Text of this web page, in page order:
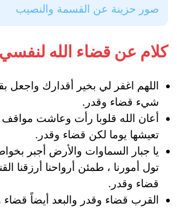
صور حزينة عن القسمة والنصيب
كلام عن قضاء الله لنفسي
اللهم اغفر لي بخير أقدارك واجعل
شيء قضاء وقدر.
أعان الله قلوبا رأت وعاشت مواقف
تعيشها يوما لكن قضاء وقدر.
يا جبار السماوات والأرض أجبر
تول أمورنا ، طمئن أرواحنا أرزقنا
قضاء وقدر.
القرب قضاء وقدر والبعد أيضاً قضاء